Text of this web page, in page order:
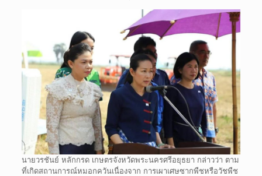
นายวรชันย์ หลักกรด เกษตรจังหวัดพระนครศรีอยุธยา กล่าวว่า ตาม
ที่เกิดสถานการณ์หมอกควันเนื่องจาก การเผาเศษซากพืชหรือวัชพืช